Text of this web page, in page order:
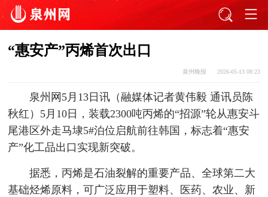
“惠安产”丙烯首次出口
泉州晚报 2026-05-13 08:23
泉州网5月13日讯（融媒体记者黄伟毅 通讯员陈
秋红）5月10日，装载2300吨丙烯的“招源”轮从惠安斗
尾港区外走马埭5#泊位启航前往韩国，标志着“惠安
产”化工品出口实现新突破。
据悉，丙烯是石油裂解的重要产品、全球第二大
基础烃烯原料，可广泛应用于塑料、医药、农业、新